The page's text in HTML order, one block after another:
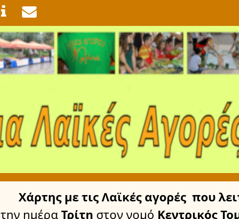
Χάρτης με τις Λαϊκές αγορές που
την ημέραΤρίτη στον νομό Κεντρικός